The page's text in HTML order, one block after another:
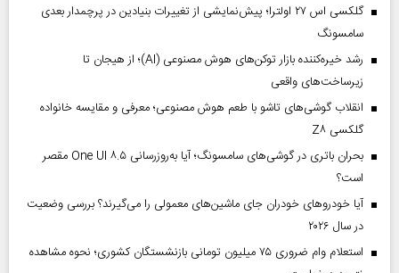
گلکسی اس ۲۷ اولترا؛ پیش‌نمایشی از تغییرات بنیادین در پرچمدار بعدی
سامسونگ
رشد خیره‌کننده بازار توکن‌های هوش مصنوعی (AI)؛ از هیجان تا
زیرساخت‌های واقعی
انقلاب گوشی‌های تاشو‌ با طعم هوش مصنوعی؛ معرفی و مقایسه خانواده
گلکسی Z۸
بحران باتری در گوشی‌های سامسونگ؛ آیا به‌روزرسانی One UI ۸.۵ مقصر
است؟
آیا خودروهای خودران جای ماشین‌های معمولی را می‌گیرند؟ بررسی وضعیت
در سال ۲۰۲۶
استعلام وام ضروری ۷۵ میلیون تومانی بازنشستگان کشوری؛ نحوه مشاهده